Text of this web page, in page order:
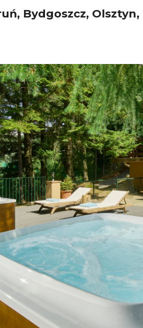
Bydgoszcz, Olsztyn,